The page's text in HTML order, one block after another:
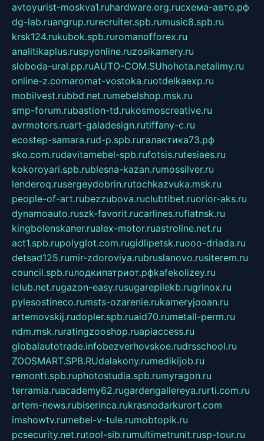
avtoyurist-moskva1.ruhardware.org.ruсхема-авто.рф
dg-lab.ruangrup.rurecruiter.spb.rumusic8.spb.ru
krsk124.rukubok.spb.ruromanofforex.ru
analitikaplus.ruspyonline.ruzosikamery.ru
sloboda-ural.pp.ruAUTO-COM.SUhohota.netalimy.ru
online-z.comaromat-vostoka.ruotdelkaexp.ru
mobilvest.rubbd.net.rumebelshop.msk.ru
smp-forum.rubastion-td.rukosmoscreative.ru
avrmotors.ruart-galadesign.rutiffany-c.ru
ecostep-samara.rud-p.spb.ruгалактика73.рф
sko.com.rudavitamebel-spb.rufotsis.rutesiaes.ru
kokoroyari.spb.rublesna-kazan.rumossilver.ru
lenderoq.rusergeydobrin.rutochkazvuka.msk.ru
people-of-art.rubezzubova.ruclubtibet.ruorior-aks.ru
dynamoauto.ruszk-favorit.rucarlines.ruflatnsk.ru
kingbolenskaner.rualex-motor.ruastroline.net.ru
act1.spb.rupolyglot.com.rugidlipetsk.ruooo-driada.ru
detsad125.rumir-zdoroviya.rubruslanovo.rusiterem.ru
council.spb.ruлодкипатриот.рфkafekolizey.ru
iclub.net.rugazon-easy.rusugarepilekb.rugrinox.ru
pylesostineco.rumsts-ozarenie.rukameryjooan.ru
artemovskij.rudopler.spb.ruaid70.rumetall-perm.ru
ndm.msk.ruratingzooshop.ruapiaccess.ru
globalautotrade.infobezverhovskoe.rudrsschool.ru
ZOOSMART.SPB.RUdalakony.rumedikijob.ru
remontt.spb.ruphotostudia.spb.rumyragon.ru
terramia.ruacademy62.rugardengallereya.rurti.com.ru
artem-news.rubiserinca.rukrasnodarkurort.com
imshowtv.rumebel-v-tule.rumobtopik.ru
pcsecurity.net.rutool-sib.rumultimetrunit.rusp-tour.ru